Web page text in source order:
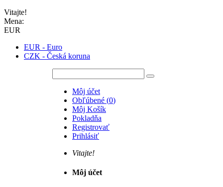
Vitajte!
Mena:
EUR
EUR - Euro
CZK - Česká koruna
Môj účet
Obľúbené (0)
Môj Košík
Pokladňa
Registrovať
Prihlásiť
Vitajte!
Môj účet